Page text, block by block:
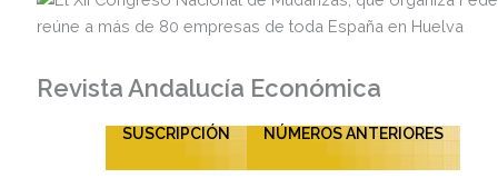
Revista Andalucía Económica
SUSCRIPCIÓN NÚMEROS ANTERIORES